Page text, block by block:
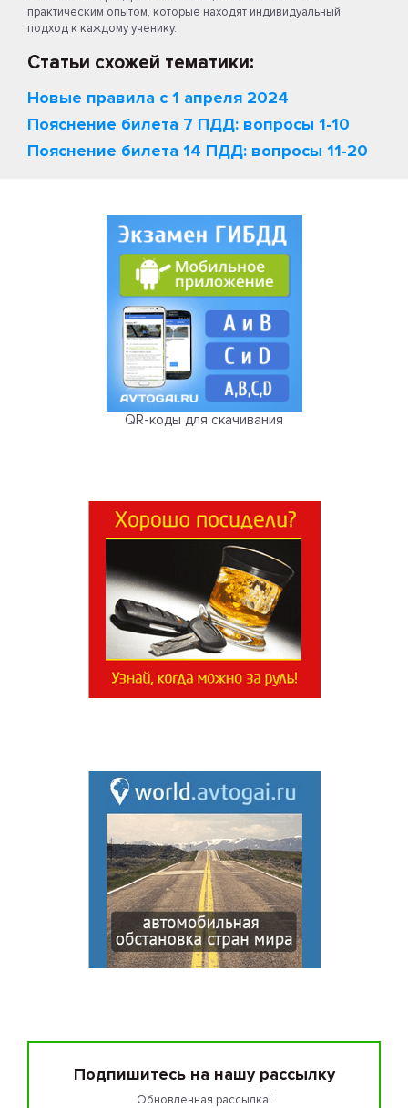
практическим опытом, которые находят индивидуальный
подход к каждому ученику.
Статьи схожей тематики:
Новые правила с 1 апреля 2024
Пояснение билета 7 ПДД: вопросы 1-10
Пояснение билета 14 ПДД: вопросы 11-20
QR-коды для скачивания
Подпишитесь на нашу рассылку
Обновленная рассылка!